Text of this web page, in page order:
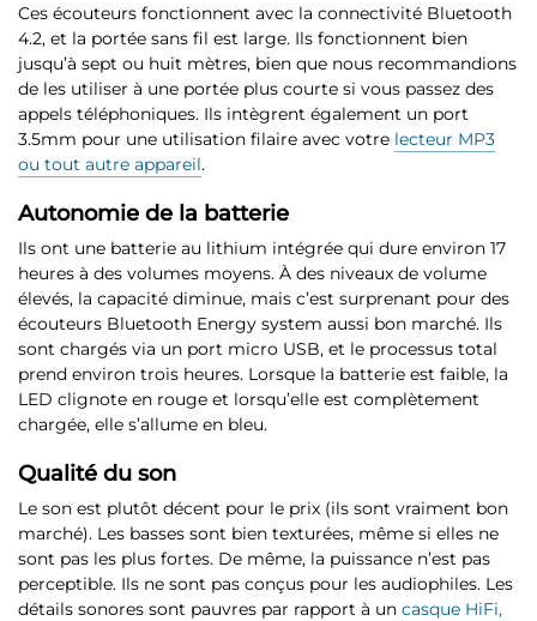
Ces écouteurs fonctionnent avec la connectivité Bluetooth
4.2, et la portée sans fil est large. Ils fonctionnent bien
jusqu’à sept ou huit mètres, bien que nous recommandions
de les utiliser à une portée plus courte si vous passez des
appels téléphoniques. Ils intègrent également un port
3.5mm pour une utilisation filaire avec votre lecteur MP3
ou tout autre appareil.
Autonomie de la batterie
Ils ont une batterie au lithium intégrée qui dure environ 17
heures à des volumes moyens. À des niveaux de volume
élevés, la capacité diminue, mais c’est surprenant pour des
écouteurs Bluetooth Energy system aussi bon marché. Ils
sont chargés via un port micro USB, et le processus total
prend environ trois heures. Lorsque la batterie est faible, la
LED clignote en rouge et lorsqu’elle est complètement
chargée, elle s’allume en bleu.
Qualité du son
Le son est plutôt décent pour le prix (ils sont vraiment bon
marché). Les basses sont bien texturées, même si elles ne
sont pas les plus fortes. De même, la puissance n’est pas
perceptible. Ils ne sont pas conçus pour les audiophiles. Les
détails sonores sont pauvres par rapport à un casque HiFi,